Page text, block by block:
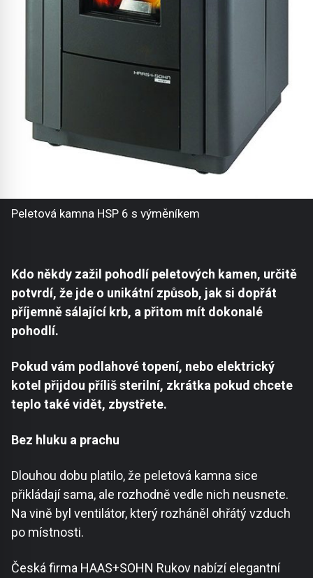
Peletová kamna HSP 6 s výměníkem
Kdo někdy zažil pohodlí peletových kamen, určitě
potvrdí, že jde o unikátní způsob, jak si dopřát
příjemně sálající krb, a přitom mít dokonalé
pohodlí.
Pokud vám podlahové topení, nebo elektrický
kotel přijdou příliš sterilní, zkrátka pokud chcete
teplo také vidět, zbystřete.
Bez hluku a prachu
Dlouhou dobu platilo, že peletová kamna sice
přikládají sama, ale rozhodně vedle nich neusnete.
Na vině byl ventilátor, který rozháněl ohřátý vzduch
po místnosti.
Česká firma HAAS+SOHN Rukov nabízí elegantní